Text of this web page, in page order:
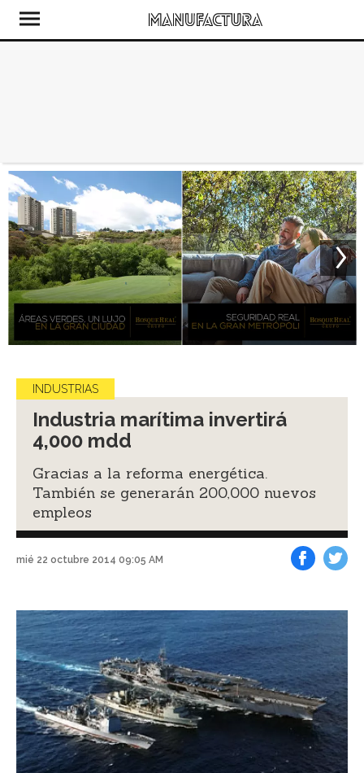
INDUSTRIAS
Industria marítima invertirá
4,000 mdd
Gracias a la reforma energética.
También se generarán 200,000 nuevos
empleos
mié 22 octubre 2014 09:05 AM